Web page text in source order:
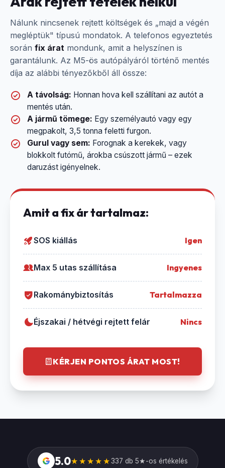
Nálunk nincsenek rejtett költségek és „majd a végén
megléptük" típusú mondatok. A telefonos egyeztetés
során fix árat mondunk, amit a helyszínen is
garantálunk. Az M5-ös autópályáról történő mentés
díja az alábbi tényezőkből áll össze:
A távolság: Honnan hova kell szállítani az autót a
mentés után.
A jármű tömege: Egy személyautó vagy egy
megpakolt, 3,5 tonna feletti furgon.
Gurul vagy sem: Forognak a kerekek, vagy
blokkolt futómű, árokba csúszott jármű – ezek
daruzást igényelnek.
Amit a fix ár tartalmaz:
SOS kiállás Igen
Max 5 utas szállítása Ingyenes
Rakománybiztosítás Tartalmazza
Éjszakai / hétvégi rejtett felár Nincs
KÉRJEN PONTOS ÁRAT MOST!
G 5.0★★★★★337 db 5★-os értékelés